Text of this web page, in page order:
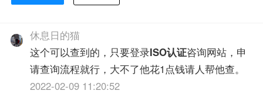
休息日的猫
这个可以查到的，只要登录ISO认证咨询网站，申
请查询流程就行，大不了他花1点钱请人帮他查。
2022-02-09 11:20:52